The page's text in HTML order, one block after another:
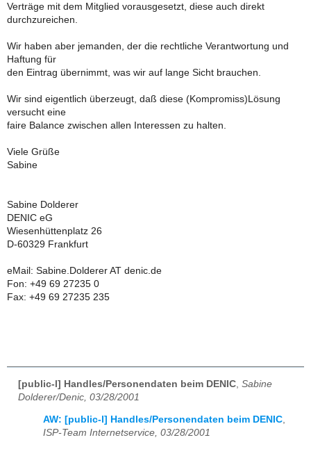
Verträge mit dem Mitglied vorausgesetzt, diese auch direkt
durchzureichen.
Wir haben aber jemanden, der die rechtliche Verantwortung und
Haftung für
den Eintrag übernimmt, was wir auf lange Sicht brauchen.
Wir sind eigentlich überzeugt, daß diese (Kompromiss)Lösung
versucht eine
faire Balance zwischen allen Interessen zu halten.
Viele Grüße
Sabine
Sabine Dolderer
DENIC eG
Wiesenhüttenplatz 26
D-60329 Frankfurt
eMail: Sabine.Dolderer AT denic.de
Fon: +49 69 27235 0
Fax: +49 69 27235 235
[public-l] Handles/Personendaten beim DENIC Sabine
Dolderer/Denic, 03/28/2001
AW: [public-l] Handles/Personendaten beim DENIC,
ISP-Team Internetservice, 03/28/2001